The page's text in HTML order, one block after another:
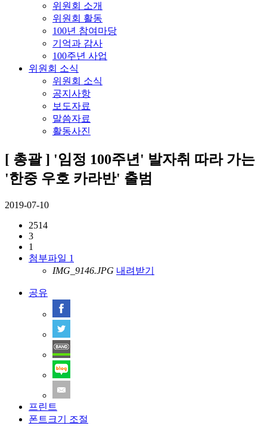
위원회 소개
위원회 활동
100년 참여마당
기억과 감사
100주년 사업
위원회 소식
위원회 소식
공지사항
보도자료
말씀자료
활동사진
[ 총괄 ] '임정 100주년' 발자취 따라 가는
'한중 우호 카라반' 출범
2019-07-10
2514
3
1
첨부파일 1
IMG_9146.JPG 내려받기
공유
프린트
폰트크기 조절